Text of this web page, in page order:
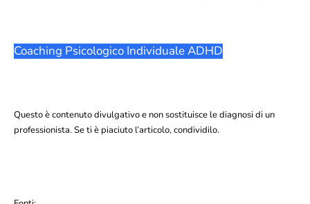
Coaching Psicologico Individuale ADHD
Questo è contenuto divulgativo e non sostituisce le diagnosi di un
professionista. Se ti è piaciuto l’articolo, condividilo.